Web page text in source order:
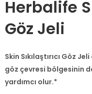
Herbalife
Göz Jeli
Skin Sıkılaştırıcı Göz
göz çevresi bölgesinin
yardımcı olur.*